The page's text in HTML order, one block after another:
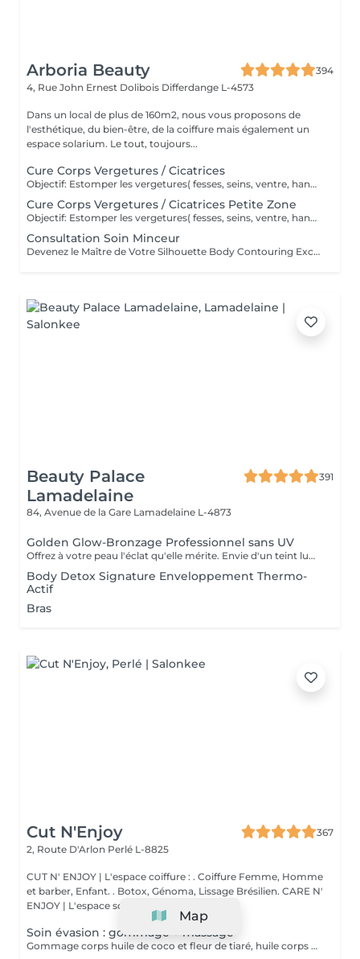
Arboria Beauty
394
4, Rue John Ernest Dolibois Differdange L-4573
Dans un local de plus de 160m2, nous vous proposons de
l'esthétique, du bien-être, de la coiffure mais également un
espace solarium. Le tout, toujours...
Cure Corps Vergetures / Cicatrices
Objectif: Estomper les vergetures( fesses, seins, ventre, hanches, cuisses...), cicatrices, rides ( décolleté, cou...), masques de grossesse, unifier le dos des mains et les imperfections superficielles de la peau. Un rendez-vous vous est offert afin que l'on puisse déterminer le meilleur protocole à mettre en place. Nos traitements sont sur-mesure en fonction de vos besoins. Une fois cette analyse effectuée, une offre de prix vous sera faite. Le tout sans engagements. Une cure dure en moyenne entre 8 et 12 séances espacées d'une à deux semaines. Une crème à base de collagène, élastine et acide hyaluronique vous est OFFERTE afin de compléter votre cure.
Cure Corps Vergetures / Cicatrices Petite Zone
Objectif: Estomper les vergetures( fesses, seins, ventre, hanches, cuisses...), cicatrices, rides ( décolleté, cou...), masques de grossesse, unifier le dos des mains et les imperfections superficielles de la peau. Un rendez-vous vous est offert afin que l'on puisse déterminer le meilleur protocole à mettre en place. Nos traitements sont sur-mesure en fonction de vos besoins. Une fois cette analyse faite, une offre de prix vous sera faite. Le tout sans engagements. La cure dure en moyenne 10 séances espacées d'une à deux semaines. Une crème à base de collagène, élastine et acide hyaluronique vous est OFFERTE afin de compléter votre cure.
Consultation Soin Minceur
Devenez le Maître de Votre Silhouette Body Contouring Exclusif Vous aspirez à redéfinir votre silhouette, dire adieu à la peau d'orange, et être prête pour votre summer body ? Ressentez-vous le besoin d'être accompagnée par des professionnelles pour retrouver le corps qui vous fait vous sentir au mieux ? Arboria Beauty est là pour concrétiser vos objectifs! Le Body Contouring by CONTOUR PARIS® offre une solution complète, personnalisée et unique grâce à la combinaison de trois technologies de pointe : La Cryolipolyse Augmentée, pour affiner votre silhouette sur mesure. Le Laser Diode Focalisé, pour atténuer la cellulite. Le Palber-Rouler Mécanique, pour raffermir la beau. Laissez-nous vous guider vers une transformation qui révélera votre meilleure version ! Arboria Beauty détient l'exclusivité au Luxembourg pour vous offrir en avant-première le Body Contouring by CONTOUR PARIS®, une expérience minceur unique en son genre dans le domaine de médecine esthétique.
Beauty Palace
Lamadelaine
391
84, Avenue de la Gare Lamadelaine L-4873
Golden Glow-Bronzage Professionnel sans UV
Offrez à votre peau l'éclat qu'elle mérite. Envie d'un teint lumineux et d'un effet retour de vacances toute l'année ? Le Golden Glow est un spray tanning professionnel qui sublime votre peau en quelques minutes seulement. Un bronzage sur mesure, naturel ou intense selon vos envies, sans exposition aux UV. - Glow immédiat - Teint uniforme et lumineux - Silhouette visuellement sublimée - Idéal avant événement, vacances ou shooting Chaque séance est personnalisée selon votre carnation et l'intensité souhaitée afin de garantir un résultat harmonieux et élégant, sans effet artificiel. !!! Prévoir des vêtements amples et foncés (noirs de préférence) après la séance !!! Important Préparation de la peau Pour un résultat optimal, un gommage doit être réalisé 24h avant la séance de tanning. Si vous souhaitez réserver un Tanning + Gommage, merci de nous appeler directement afin d'organiser le gommage 24h à l'avance et garantir un résultat uniforme et durable.
Body Detox Signature Enveloppement Thermo-
Actif
Bras
Cut N'Enjoy
367
2, Route D'Arlon Perlé L-8825
CUT N' ENJOY | L'espace coiffure : . Coiffure Femme, Homme
et barber, Enfant. . Botox, Génoma, Lissage Brésilien. CARE N'
ENJOY | L'espace soin : ...
Soin évasion : gommage + massage
Gommage corps huile de coco et fleur de tiaré, huile corps de modelage et le lait corps sublimateur. Fragrances suaves et paradisiaque.
Map